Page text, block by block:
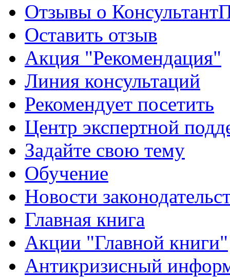
Отзывы о
Оставить отзыв
Акция "Рекомендация"
Линия консультаций
Рекомендует посетить
Центр экспертной
Задайте свою тему
Обучение
Новости
Главная книга
Акции "Главной книги"
Антикризисный